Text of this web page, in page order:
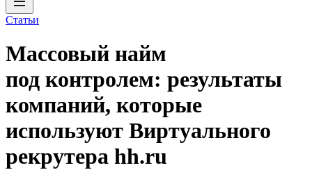
Статьи
Массовый найм
под контролем: результаты
компаний, которые
используют Виртуального
рекрутера hh.ru